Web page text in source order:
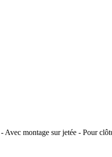
montage sur jetée - Pour